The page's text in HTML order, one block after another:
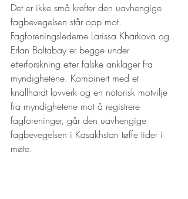
Det er ikke små krefter den uavhengige
fagbevegelsen står opp mot.
Fagforeningslederne Larissa Kharkova og
Erlan Baltabay er begge under
etterforskning etter falske anklager fra
myndighetene. Kombinert med et
knallhardt lovverk og en notorisk motvilje
fra myndighetene mot å registrere
fagforeninger, går den uavhengige
fagbevegelsen i Kasakhstan tøffe tider i
møte.